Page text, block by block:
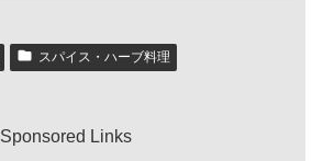
スパイス・ハーブ料理
Sponsored Links